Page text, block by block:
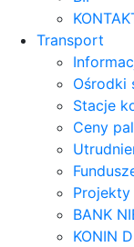
Transport
Ośrodki
Stacje
Ceny
Projekty
BANK
KONIN